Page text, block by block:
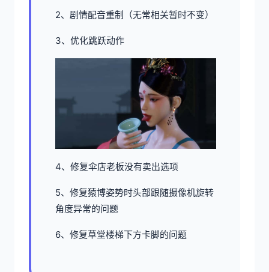
2、剧情配音重制（无常相关暂时不变）
3、优化跳跃动作
4、修复伞店老板没有卖出选项
5、修复猿博姿势时头部跟随摄像机旋转
角度异常的问题
6、修复草堂楼梯下方卡脚的问题